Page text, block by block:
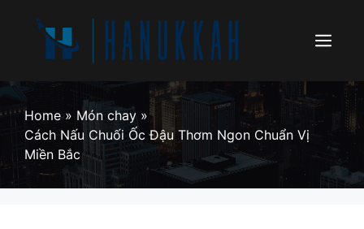
Menu
Home » Món chay »
Cách Nấu Chuối Ốc Đậu Thơm Ngon Chuẩn Vị
Miền Bắc